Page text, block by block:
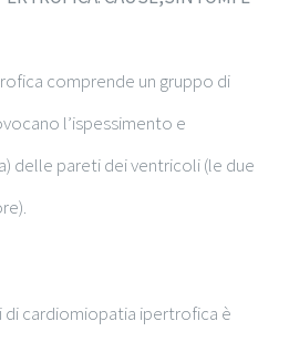
comprende un gruppo di
l’ispessimento e
delle pareti dei ventricoli (le due
di cardiomiopatia ipertrofica è